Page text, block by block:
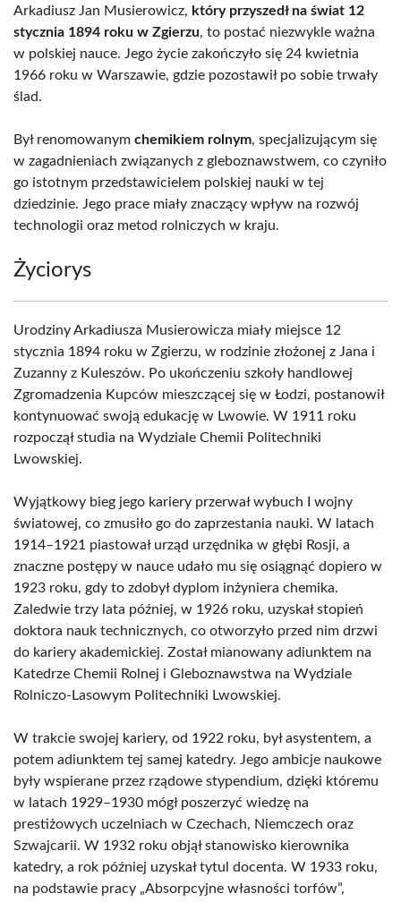
Arkadiusz Jan Musierowicz, który przyszedł na świat 12
stycznia 1894 roku w Zgierzu, to postać niezwykle ważna
w polskiej nauce. Jego życie zakończyło się 24 kwietnia
1966 roku w Warszawie, gdzie pozostawił po sobie trwały
ślad.
Był renomowanym chemikiem rolnym, specjalizującym się
w zagadnieniach związanych z gleboznawstwem, co czyniło
go istotnym przedstawicielem polskiej nauki w tej
dziedzinie. Jego prace miały znaczący wpływ na rozwój
technologii oraz metod rolniczych w kraju.
Życiorys
Urodziny Arkadiusza Musierowicza miały miejsce 12
stycznia 1894 roku w Zgierzu, w rodzinie złożonej z Jana i
Zuzanny z Kuleszów. Po ukończeniu szkoły handlowej
Zgromadzenia Kupców mieszczącej się w Łodzi, postanowił
kontynuować swoją edukację w Lwowie. W 1911 roku
rozpoczął studia na Wydziale Chemii Politechniki
Lwowskiej.
Wyjątkowy bieg jego kariery przerwał wybuch I wojny
światowej, co zmusiło go do zaprzestania nauki. W latach
1914–1921 piastował urząd urzędnika w głębi Rosji, a
znaczne postępy w nauce udało mu się osiągnąć dopiero w
1923 roku, gdy to zdobył dyplom inżyniera chemika.
Zaledwie trzy lata później, w 1926 roku, uzyskał stopień
doktora nauk technicznych, co otworzyło przed nim drzwi
do kariery akademickiej. Został mianowany adiunktem na
Katedrze Chemii Rolnej i Gleboznawstwa na Wydziale
Rolniczo-Lasowym Politechniki Lwowskiej.
W trakcie swojej kariery, od 1922 roku, był asystentem, a
potem adiunktem tej samej katedry. Jego ambicje naukowe
były wspierane przez rządowe stypendium, dzięki któremu
w latach 1929–1930 mógł poszerzyć wiedzę na
prestiżowych uczelniach w Czechach, Niemczech oraz
Szwajcarii. W 1932 roku objął stanowisko kierownika
katedry, a rok później uzyskał tytul docenta. W 1933 roku,
na podstawie pracy „Absorpcyjne własności torfów”,